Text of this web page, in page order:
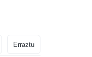
Erraztu